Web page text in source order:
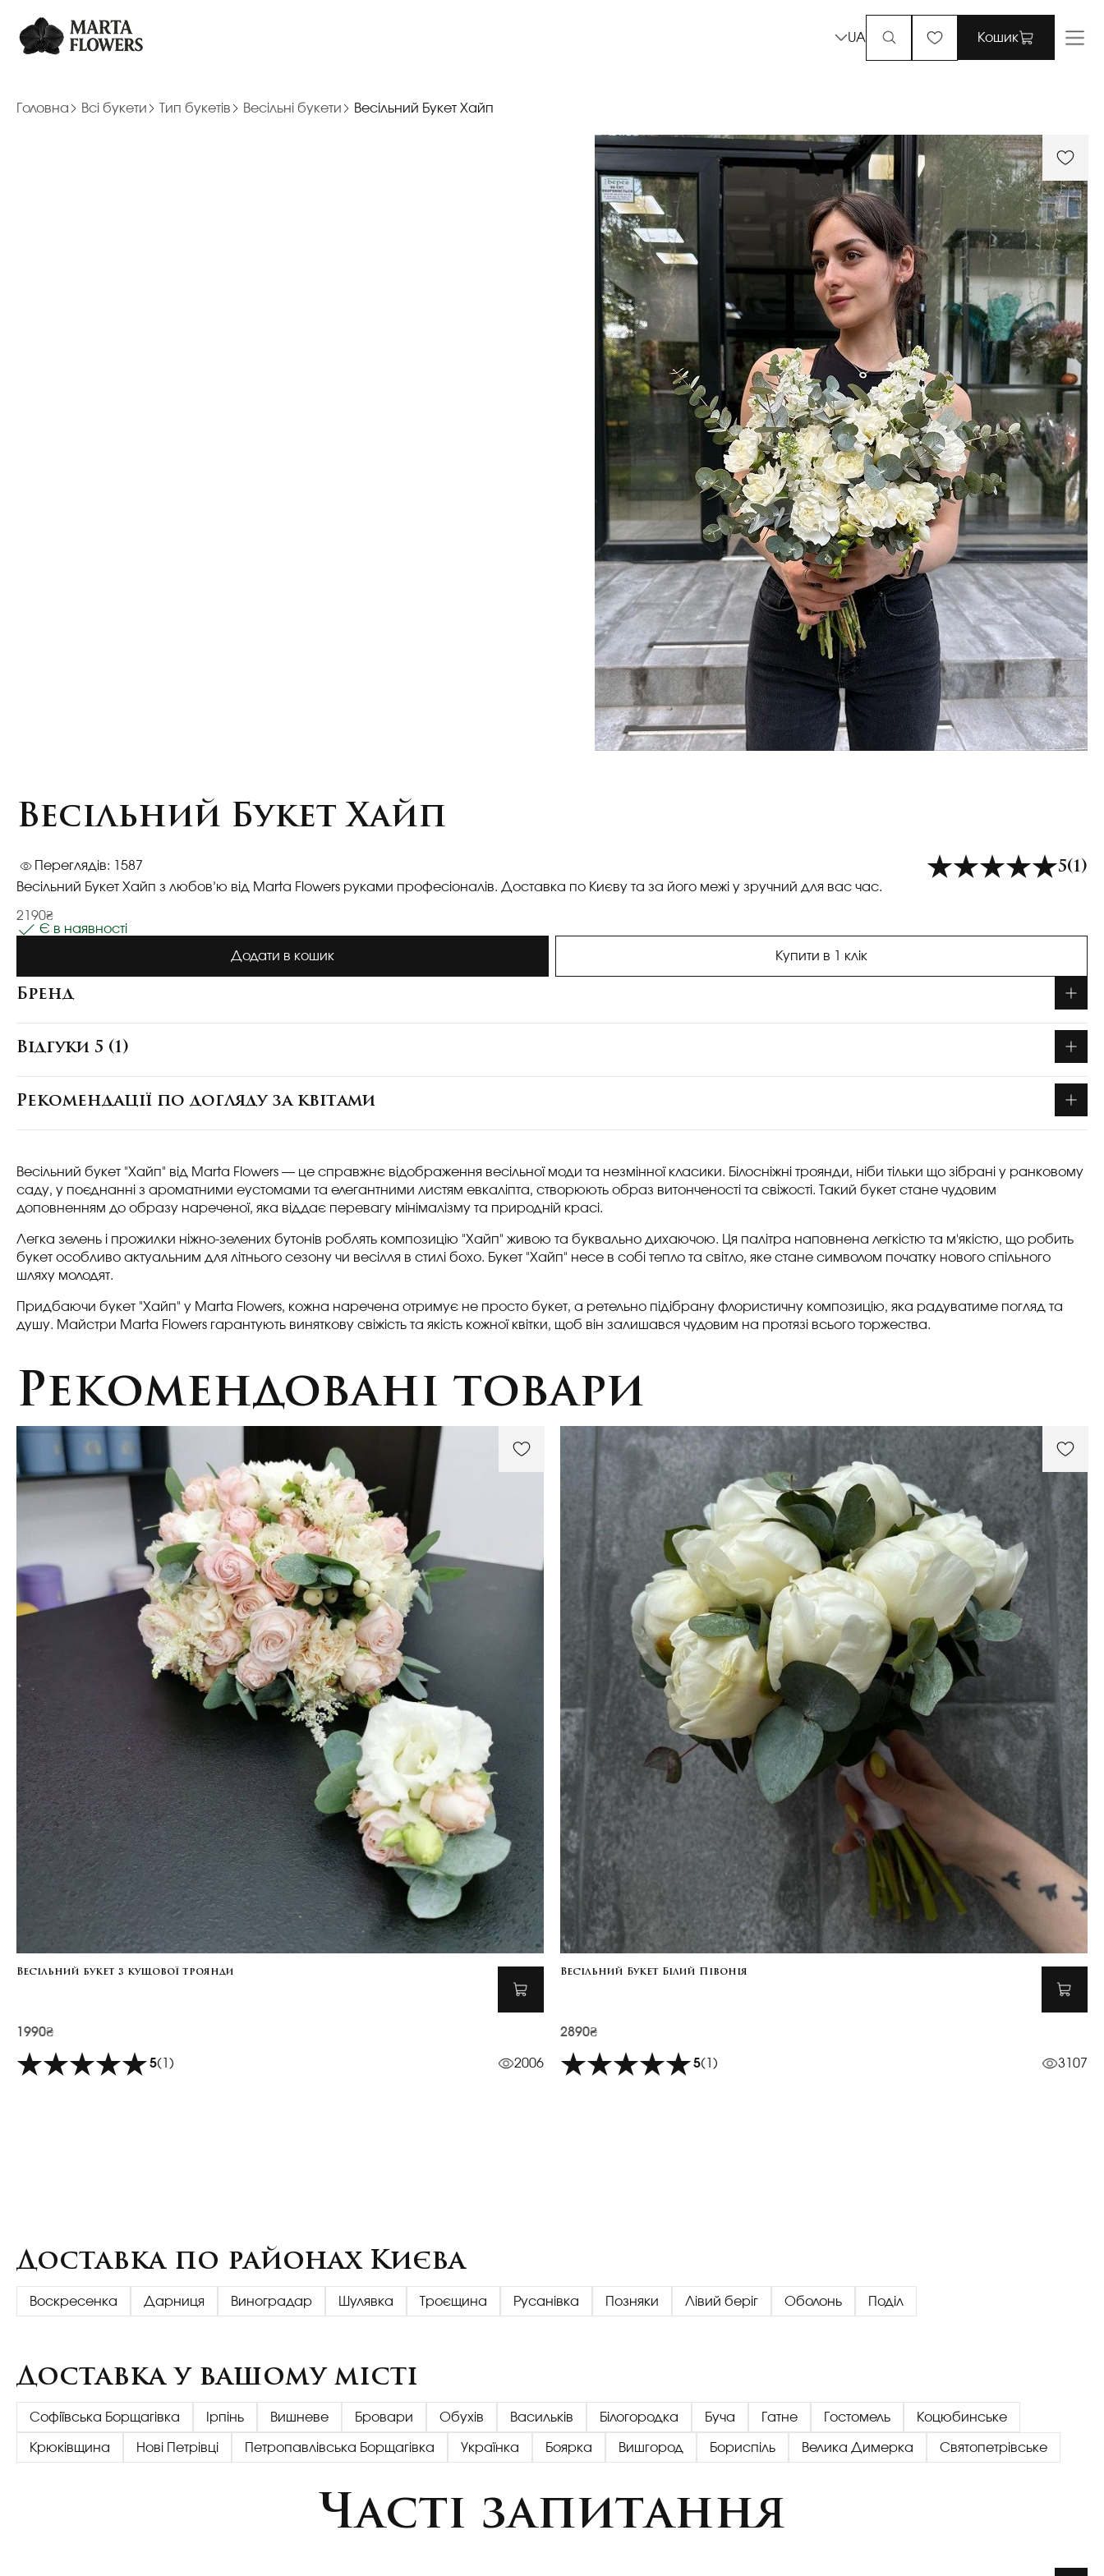
UA Кошик
Головна Всі букети Тип букетів Весільні букети Весільний Букет Хайп
Весільний Букет Хайп
Переглядів: 1587 5(1)
Весільний Букет Хайп з любов’ю від Marta Flowers руками професіоналів. Доставка по Києву та за його межі у зручний для вас час.
2190₴
Є в наявності
Додати в кошик Купити в 1 клік
Бренд
Відгуки 5 (1)
Рекомендації по догляду за квітами
Весільний букет "Хайп" від Marta Flowers — це справжнє відображення весільної моди та незмінної класики. Білосніжні троянди, ніби тільки що зібрані у ранковому
саду, у поєднанні з ароматними еустомами та елегантними листям евкаліпта, створюють образ витонченості та свіжості. Такий букет стане чудовим
доповненням до образу нареченої, яка віддає перевагу мінімалізму та природній красі.
Легка зелень і прожилки ніжно-зелених бутонів роблять композицію "Хайп" живою та буквально дихаючою. Ця палітра наповнена легкістю та м'якістю, що робить
букет особливо актуальним для літнього сезону чи весілля в стилі бохо. Букет "Хайп" несе в собі тепло та світло, яке стане символом початку нового спільного
шляху молодят.
Придбаючи букет "Хайп" у Marta Flowers, кожна наречена отримує не просто букет, а ретельно підібрану флористичну композицію, яка радуватиме погляд та
душу. Майстри Marta Flowers гарантують виняткову свіжість та якість кожної квітки, щоб він залишався чудовим на протязі всього торжества.
Рекомендовані товари
Весільний букет з кущової троянди
1990₴
5(1) 2006
Весільний Букет Білий Півонія
2890₴
5(1) 3107
Доставка по районах Києва
Воскресенка Дарниця Виноградар Шулявка Троєщина Русанівка Позняки Лівий беріг Оболонь Поділ
Доставка у вашому місті
Софіївська Борщагівка Ірпінь Вишневе Бровари Обухів Васильків Білогородка Буча Гатне Гостомель Коцюбинське
Крюківщина Нові Петрівці Петропавлівська Борщагівка Українка Боярка Вишгород Бориспіль Велика Димерка Святопетрівське
Часті запитання